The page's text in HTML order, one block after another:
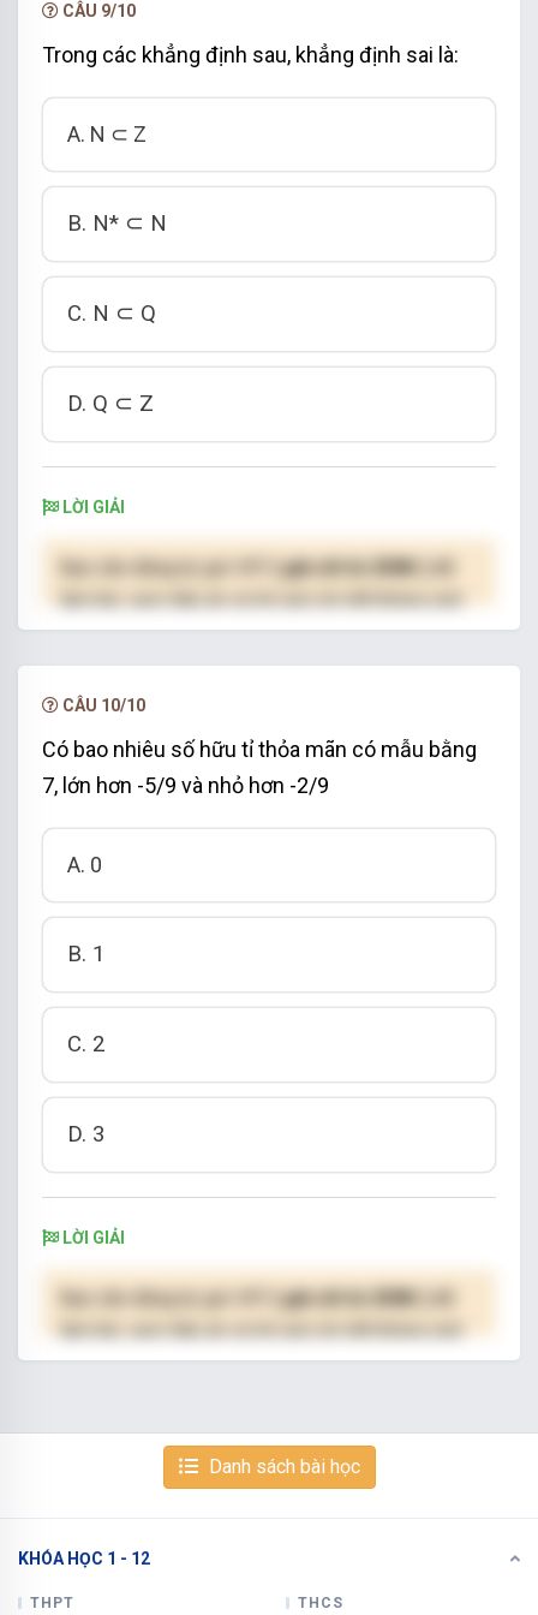
CÂU 9/10
Trong các khẳng định sau, khẳng định sai là:
A. N ⊂ Z
B. N* ⊂ N
C. N ⊂ Q
D. Q ⊂ Z
LỜI GIẢI
( giá chỉ từ 250K )
hạn.
CÂU 10/10
Có bao nhiêu số hữu tỉ thỏa mãn có mẫu bằng
7, lớn hơn -5/9 và nhỏ hơn -2/9
A. 0
B. 1
C. 2
D. 3
LỜI GIẢI
( giá chỉ từ 250K )
hạn.
Xem tiếp với tài khoản VIP
Còn 4/10 câu hỏi, đáp án và lời giải chi tiết.
Danh sách bài học
KHÓA HỌC 1 - 12
THPT THCS